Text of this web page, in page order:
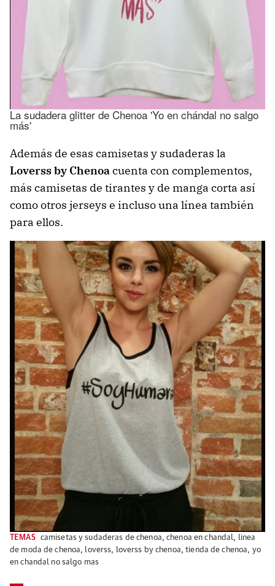
La sudadera glitter de Chenoa 'Yo en chándal no salgo
más'
Además de esas camisetas y sudaderas la
Loverss by Chenoacuenta con complementos,
más camisetas de tirantes y de manga corta así
como otros jerseys e incluso una línea también
para ellos.
TEMAS camisetas y sudaderas de chenoa,chenoa en chandal, linea
de moda de chenoa, loverss, loverss by chenoa,tienda de chenoa, yo
en chandal no salgo mas